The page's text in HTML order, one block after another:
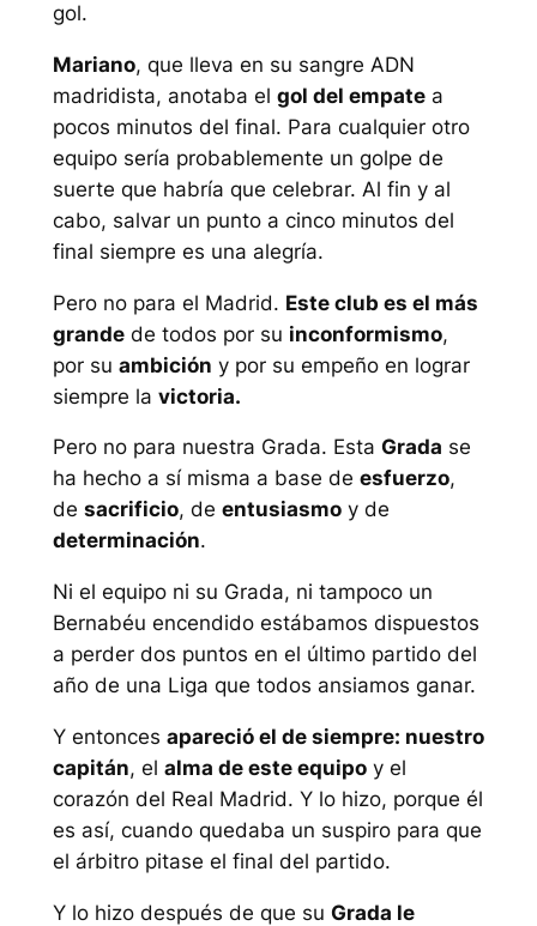
gol.
Mariano, que lleva en su sangre ADN
madridista, anotaba el gol del empatea
pocos minutos del final. Para cualquier otro
equipo sería probablemente un golpe de
suerte que habría que celebrar. Al fin y al
cabo, salvar un punto a cinco minutos del
final siempre es una alegría.
Pero no para el Madrid. Este club es el más
grandede todos por su inconformismo,
por su ambición y por su empeño en lograr
siempre la victoria.
Pero no para nuestra Grada. Esta Grada se
ha hecho a sí misma a base de esfuerzo,
de sacrificio, de entusiasmoy de
determinación.
Ni el equipo ni su Grada, ni tampoco un
Bernabéu encendido estábamos dispuestos
a perder dos puntos en el último partido del
año de una Liga que todos ansiamos ganar.
Y entonces apareció el de siempre: nuestro
capitán, el alma de este equipoy el
corazón del Real Madrid. Y lo hizo, porque él
es así, cuando quedaba un suspiro para que
el árbitro pitase el final del partido.
Y lo hizo después de que su Grada le